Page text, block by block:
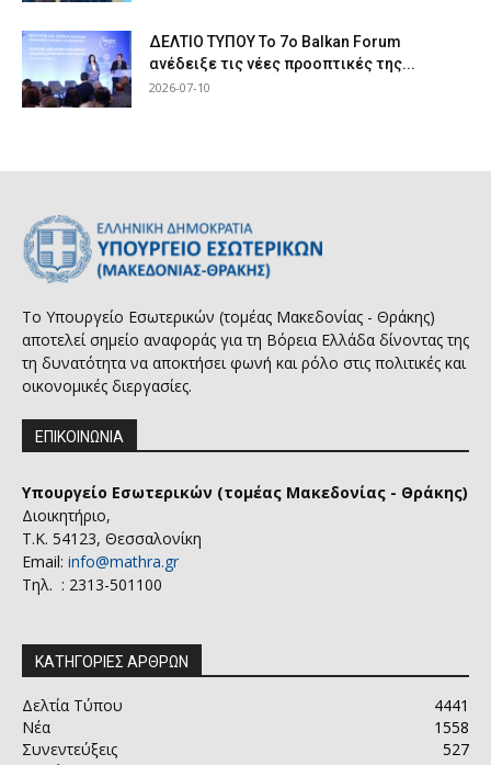
ΔΕΛΤΙΟ ΤΥΠΟΥ Το 7ο Balkan Forum
ανέδειξε τις νέες προοπτικές της...
2026-07-10
Το Υπουργείο Εσωτερικών (τομέας Μακεδονίας - Θράκης)
αποτελεί σημείο αναφοράς για τη Βόρεια Ελλάδα δίνοντας της
τη δυνατότητα να αποκτήσει φωνή και ρόλο στις πολιτικές και
οικονομικές διεργασίες.
ΕΠΙΚΟΙΝΩΝΙΑ
Υπουργείο Εσωτερικών (τομέας Μακεδονίας - Θράκης)
Διοικητήριο,
Τ.Κ. 54123, Θεσσαλονίκη
Email: info@mathra.gr
Τηλ. : 2313-501100
ΚΑΤΗΓΟΡΙΕΣ ΑΡΘΡΩΝ
Δελτία Τύπου
4441
Νέα
1558
Συνεντεύξεις
527